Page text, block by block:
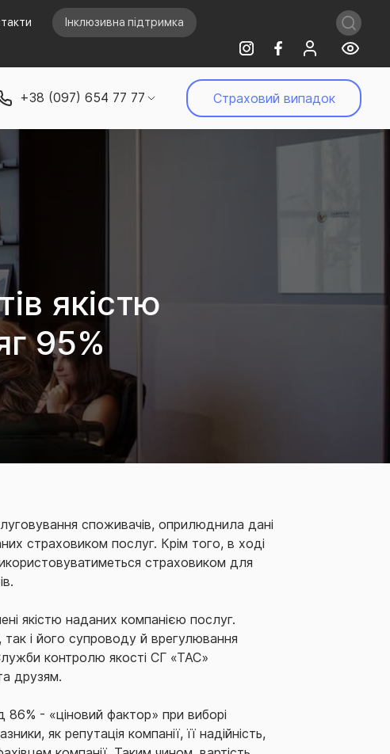
Інклюзивна підтримка
+38 (097) 654 77 77 Страховий випадок
якістю
95%
споживачів, оприлюднила дані
страховиком послуг. Крім того, в ході
страховиком для
якістю наданих компанією послуг.
і його супроводу й врегулювання
контролю якості СГ «ТАС»
друзям.
86% - «ціновий фактор» при виборі
як репутація компанії, її надійність,